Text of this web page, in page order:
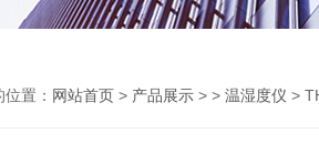
置： 网站首页 > 产品展示 > > 温湿度仪 >